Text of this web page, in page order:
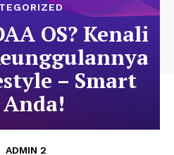
OS? Kenali
– Smart
ADMIN 2